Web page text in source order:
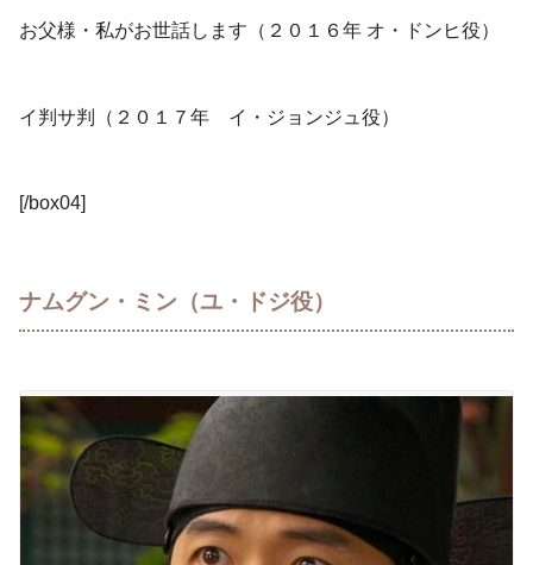
お父様・私がお世話します（２０１６年 オ・ドンヒ役）
イ判サ判（２０１７年 イ・ジョンジュ役）
[/box04]
ナムグン・ミン（ユ・ドジ役）